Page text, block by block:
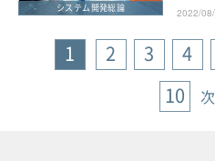
システム開発総論
2022/
1 2 3 4
10